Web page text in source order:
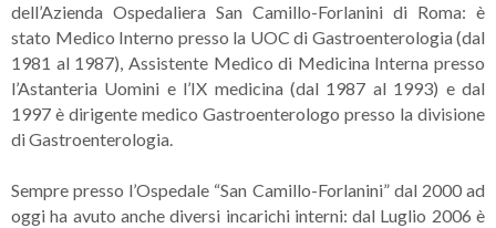
dell’Azienda Ospedaliera San Camillo-Forlanini di Roma: è
stato Medico Interno presso la UOC di Gastroenterologia (dal
1981 al 1987), Assistente Medico di Medicina Interna presso
l’Astanteria Uomini e l’IX medicina (dal 1987 al 1993) e dal
1997 è dirigente medico Gastroenterologo presso la divisione
di Gastroenterologia.
Sempre presso l’Ospedale “San Camillo-Forlanini” dal 2000 ad
oggi ha avuto anche diversi incarichi interni: dal Luglio 2006 è